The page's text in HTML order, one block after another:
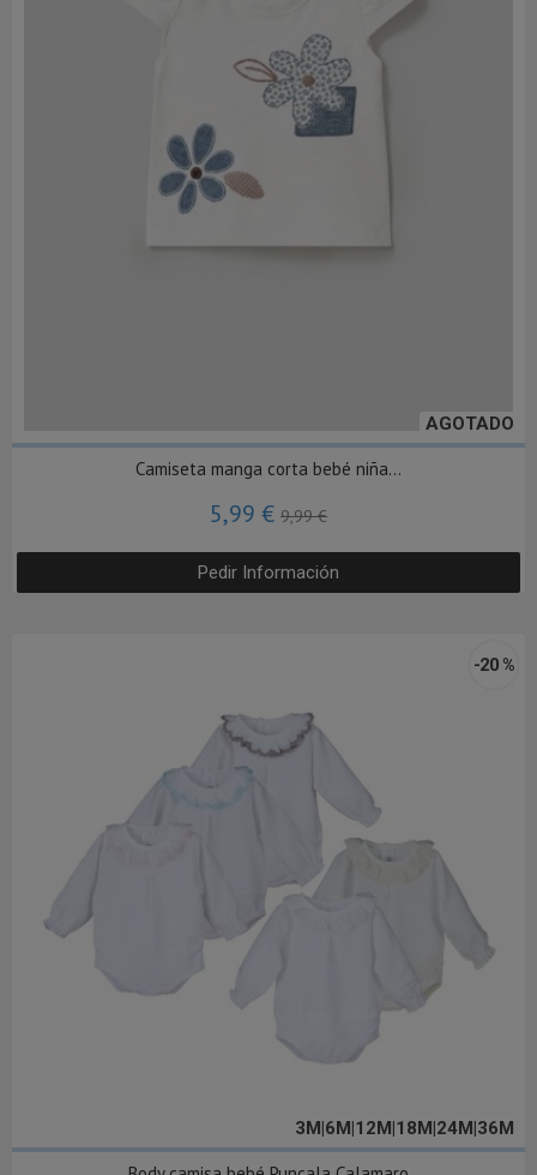
AGOTADO
Camiseta manga corta bebé niña...
5,99 € 9,99 €
Pedir Información
3M|6M|12M|18M|24M|36M
-20 %